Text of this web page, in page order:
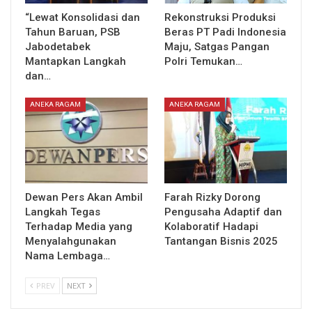
“Lewat Konsolidasi dan
Tahun Baruan, PSB
Jabodetabek
Mantapkan Langkah
dan…
Rekonstruksi Produksi
Beras PT Padi Indonesia
Maju, Satgas Pangan
Polri Temukan…
ANEKA RAGAM
Dewan Pers Akan Ambil
Langkah Tegas
Terhadap Media yang
Menyalahgunakan
Nama Lembaga…
ANEKA RAGAM
Farah Rizky Dorong
Pengusaha Adaptif dan
Kolaboratif Hadapi
Tantangan Bisnis 2025
PREV NEXT